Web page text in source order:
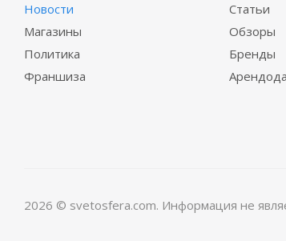
Новости
Магазины
Политика
Франшиза
Статьи
Обзоры
Бренды
2026 © svetosfera.com. Информация не